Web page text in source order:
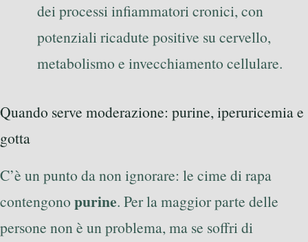
dei processi infiammatori cronici, con
potenziali ricadute positive su cervello,
metabolismo e invecchiamento cellulare.
Quando serve moderazione: purine, iperuricemia e
gotta
C’è un punto da non ignorare: le cime di rapa
contengono purine. Per la maggior parte delle
persone non è un problema, ma se soffri di